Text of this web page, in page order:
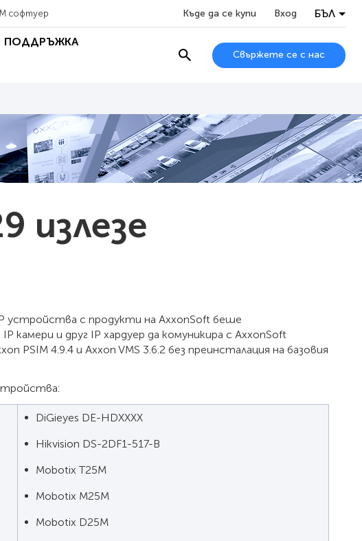
софтуер Къде да се купи Вход БЪЛ
ПОДДРЪЖКА
Свържете се с нас
излезе
устройства с продукти на AxxonSoft беше
камери и друг IP хардуер да комуникира с AxxonSoft
PSIM 4.9.4 и Axxon VMS 3.6.2 без преинсталация на базовия
DiGieyes DE-HDXXXX
Hikvision DS-2DF1-517-B
Mobotix T25M
Mobotix M25M
Mobotix D25M